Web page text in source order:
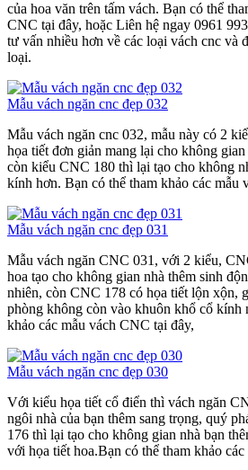
của hoa văn trên tấm vách. Bạn có thể
CNC tại đây, hoặc Liên hệ ngay 0961
tư vấn nhiều hơn về các loại vách cnc và
loại.
Mẫu vách ngăn cnc đẹp 032
Mẫu vách ngăn cnc 032, mẫu này có 2
họa tiết đơn giản mang lại cho không
còn kiểu CNC 180 thì lại tạo cho không
kính hơn. Bạn có thể tham khảo các mẫu
Mẫu vách ngăn cnc đẹp 031
Mẫu vách ngăn CNC 031, với 2 kiểu,
hoa tạo cho không gian nhà thêm sinh
nhiên, còn CNC 178 có họa tiết lộn xộn,
phòng không còn vào khuôn khổ cổ kính
khảo các mẫu vách CNC tại đây,
Mẫu vách ngăn cnc đẹp 030
Với kiểu họa tiết cổ điển thì vách ngăn
ngôi nhà của bạn thêm sang trọng, quý
176 thì lại tạo cho không gian nhà bạn
với họa tiết hoa.Bạn có thể tham khảo